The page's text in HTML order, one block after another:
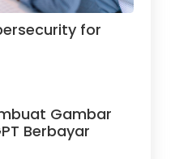
for
Gambar
Berbayar